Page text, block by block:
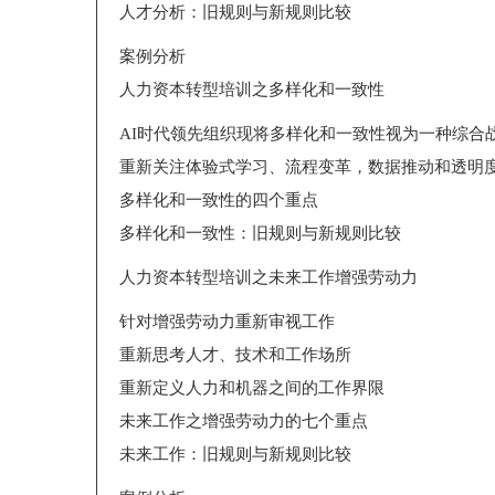
人才分析：旧规则与新规则比较
案例分析
人力资本转型培训之多样化和一致性
AI时代领先组织现将多样化和一致性视为一种综合
重新关注体验式学习、流程变革，数据推动和透明
多样化和一致性的四个重点
多样化和一致性：旧规则与新规则比较
人力资本转型培训之未来工作增强劳动力
针对增强劳动力重新审视工作
重新思考人才、技术和工作场所
重新定义人力和机器之间的工作界限
未来工作之增强劳动力的七个重点
未来工作：旧规则与新规则比较